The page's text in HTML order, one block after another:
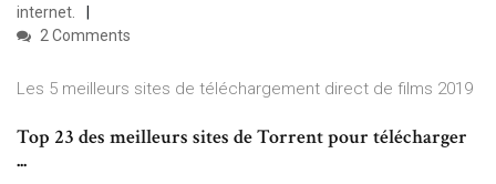
internet.
2 Comments
Les 5 meilleurs sites de téléchargement direct de films 2019
Top 23 des meilleurs sites de Torrent pour télécharger
...